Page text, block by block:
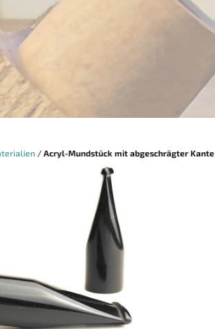
/ Acryl-Mundstück mit abgeschrägter Kante